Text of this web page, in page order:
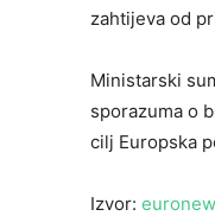
zahtijeva od
Ministarski
sporazuma o
cilj Europska
Izvor: